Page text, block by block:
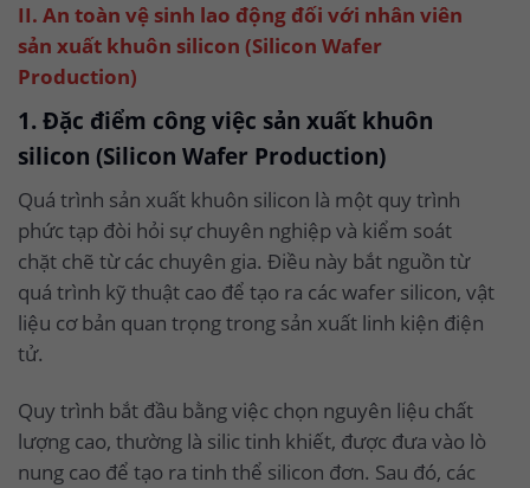
II. An toàn vệ sinh lao động đối với nhân viên
sản xuất khuôn silicon (Silicon Wafer
Production)
1. Đặc điểm công việc sản xuất khuôn
silicon (Silicon Wafer Production)
Quá trình sản xuất khuôn silicon là một quy trình
phức tạp đòi hỏi sự chuyên nghiệp và kiểm soát
chặt chẽ từ các chuyên gia. Điều này bắt nguồn từ
quá trình kỹ thuật cao để tạo ra các wafer silicon, vật
liệu cơ bản quan trọng trong sản xuất linh kiện điện
tử.
Quy trình bắt đầu bằng việc chọn nguyên liệu chất
lượng cao, thường là silic tinh khiết, được đưa vào lò
nung cao để tạo ra tinh thể silicon đơn. Sau đó, các